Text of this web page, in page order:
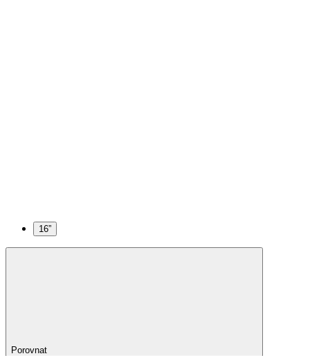
16”
Porovnat